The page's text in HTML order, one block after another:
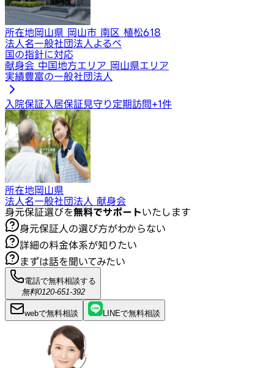
所在地岡山県 岡山市 南区 植松618
法人名一般社団法人よるべ
国の指針に対応
献身会 中国地方エリア 岡山県エリア
実績豊富の一般社団法人
入院保証 入居保証見守り定期訪問+1件
所在地岡山県
法人名一般社団法人 献身会
身元保証選びを無料でサポートいたします
身元保証人の選び方がわからない
詳細の料金体系が知りたい
まずは話を聞いてみたい
電話で無料相談する
無料0120-651-392
webで無料相談 LINEで無料相談